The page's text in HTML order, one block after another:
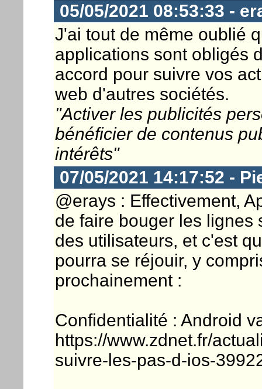
05/05/2021 08:53:33 -
J'ai tout de même oublié
applications sont obligés
accord pour suivre vos
web d'autres sociétés.
"Activer les publicités
bénéficier de contenus
intérêts"
07/05/2021 14:17:52 -
@erays : Effectivement,
de faire bouger les lignes
des utilisateurs, et c'est
pourra se réjouir, y
prochainement :
Confidentialité : Android
https://www.zdnet.fr/
suivre-les-pas-d-ios-